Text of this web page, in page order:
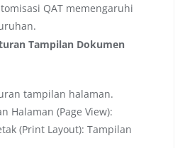
QAT memengaruhi
Tampilan Dokumen
tampilan halaman.
Halaman (Page View):
(Print Layout): Tampilan